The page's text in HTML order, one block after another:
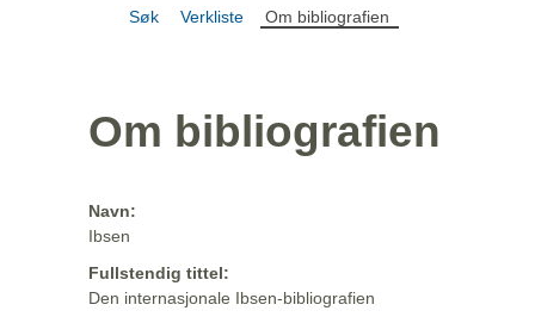
Søk Verkliste Om bibliografien
Om bibliografien
Navn:
Ibsen
Fullstendig tittel:
Den internasjonale Ibsen-bibliografien